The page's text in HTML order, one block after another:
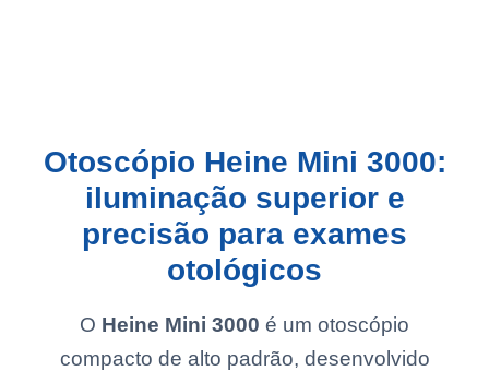
Otoscópio Heine Mini 3000:
iluminação superior e
precisão para exames
otológicos
O Heine Mini 3000 é um otoscópio
compacto de alto padrão, desenvolvido